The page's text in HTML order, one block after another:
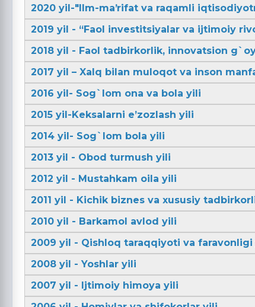
2020 yil-"Ilm-maʼrifat va raqamli
2019 yil - “Faol investitsiyalar va ijtimoiy
2018 yil - Faol tadbirkorlik, innovatsion
2017 yil – Xalq bilan muloqot va inson
2016 yil- Sog`lom ona va bola yili
2015 yil-Keksalarni e’zozlash yili
2014 yil- Sog`lom bola yili
2013 yil - Obod turmush yili
2012 yil - Mustahkam oila yili
2011 yil - Kichik biznes va xususiy
2010 yil - Barkamol avlod yili
2009 yil - Qishloq taraqqiyoti va faravonligi
2008 yil - Yoshlar yili
2007 yil - Ijtimoiy himoya yili